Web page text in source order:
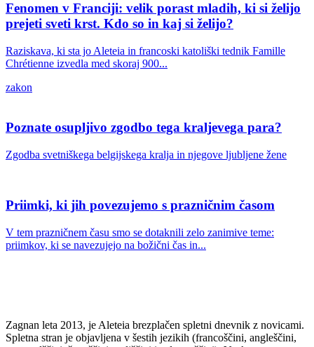
Fenomen v Franciji: velik porast mladih, ki si želijo
prejeti sveti krst. Kdo so in kaj si želijo?
Raziskava, ki sta jo Aleteia in francoski katoliški tednik Famille
Chrétienne izvedla med skoraj 900...
zakon
Poznate osupljivo zgodbo tega kraljevega para?
Zgodba svetniškega belgijskega kralja in njegove ljubljene žene
Priimki, ki jih povezujemo s prazničnim časom
V tem prazničnem času smo se dotaknili zelo zanimive teme:
priimkov, ki se navezujejo na božični čas in...
Zagnan leta 2013, je Aleteia brezplačen spletni dnevnik z novicami.
Spletna stran je objavljena v šestih jezikih (francoščini, angleščini,